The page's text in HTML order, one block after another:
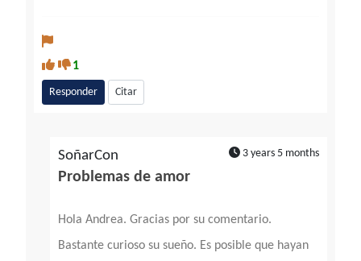
1
Responder Citar
SoñarCon 3 years 5 months
Problemas de amor
Hola Andrea. Gracias por su comentario.
Bastante curioso su sueño. Es posible que hayan